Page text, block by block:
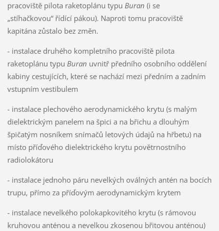
pracoviště pilota raketoplánu typu Buran (i se
„stíhačkovou“ řídící pákou). Naproti tomu pracoviště
kapitána zůstalo bez změn.
- instalace druhého kompletního pracoviště pilota
raketoplánu typu Buran uvnitř předního osobního oddělení
kabiny cestujících, které se nachází mezi předním a zadním
vstupním vestibulem
- instalace plechového aerodynamického krytu (s malým
dielektrickým panelem na špici a na břichu a dlouhým
špičatým nosníkem snímačů letových údajů na hřbetu) na
místo příďového dielektrického krytu povětrnostního
radiolokátoru
- instalace jednoho páru nevelkých oválných antén na bocích
trupu, přímo za příďovým aerodynamickým krytem
- instalace nevelkého polokapkovitého krytu (s rámovou
kruhovou anténou a nevelkou zkosenou břitovou anténou)